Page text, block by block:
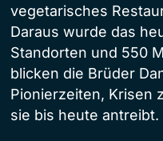
vegetarisches
Daraus wurde das
Standorten und 550
blicken die Brüder
Pionierzeiten, Krisen
sie bis heute antreibt.